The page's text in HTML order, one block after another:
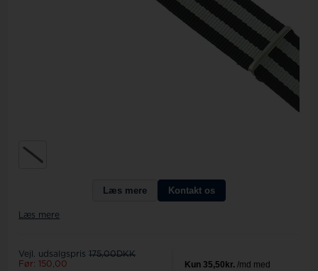
Læs mere Kontakt os
Læs mere
Vejl. udsalgspris 175,00DKK
Før: 150,00